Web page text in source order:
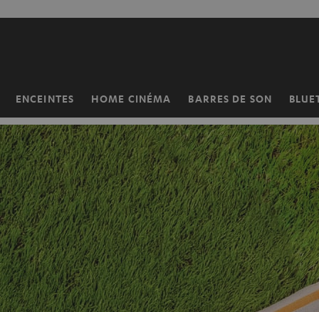
ENCEINTES HOME CINÉMA BARRES DE SON
Page
d’accueil